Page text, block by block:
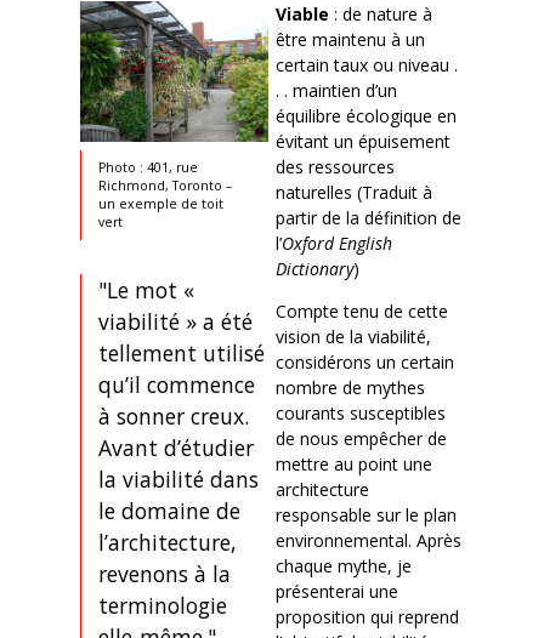
Photo : 401, rue
Richmond, Toronto –
un exemple de toit
vert
"Le mot «
viabilité » a été
tellement utilisé
qu’il commence
à sonner creux.
Avant d’étudier
la viabilité dans
le domaine de
l’architecture,
revenons à la
terminologie
Viable: de nature à
être maintenu à un
certain taux ou niveau .
. . maintien d’un
équilibre écologique en
évitant un épuisement
des ressources
naturelles (Traduit à
partir de la définition de
l’Oxford English
Dictionary)
Compte tenu de cette
vision de la viabilité,
considérons un certain
nombre de mythes
courants susceptibles
de nous empêcher de
mettre au point une
architecture
responsable sur le plan
environnemental. Après
chaque mythe, je
présenterai une
proposition qui reprend